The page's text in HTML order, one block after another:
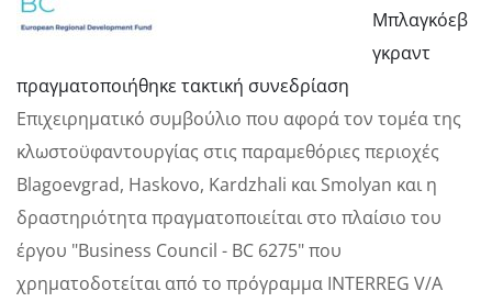
Μπλαγκόεβ
γκραντ
πραγματοποιήθηκε τακτική συνεδρίαση
Επιχειρηματικό συμβούλιο που αφορά τον τομέα της
κλωστοϋφαντουργίας στις παραμεθόριες περιοχές
Blagoevgrad, Haskovo, Kardzhali και Smolyan και η
δραστηριότητα πραγματοποιείται στο πλαίσιο του
έργου "Business Council - BC 6275" που
χρηματοδοτείται από το πρόγραμμα INTERREG V/A